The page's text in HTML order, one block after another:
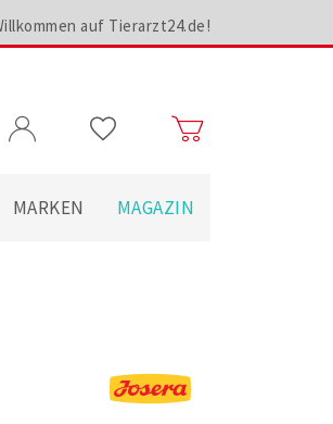
auf Tierarzt24.de!
MARKEN MAGAZIN